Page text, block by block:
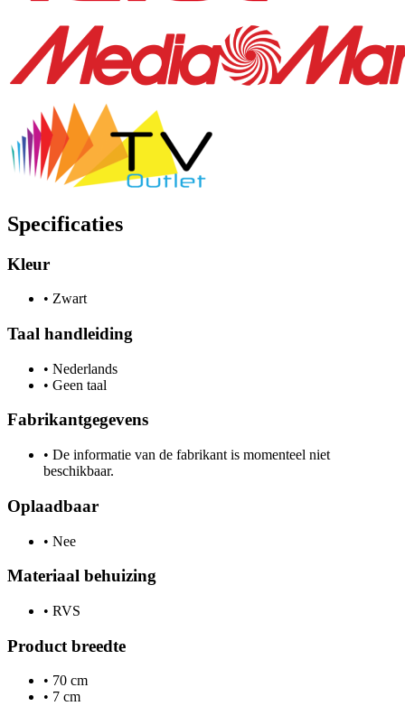
Specificaties
Kleur
• Zwart
Taal handleiding
• Nederlands
• Geen taal
Fabrikantgegevens
• De informatie van de fabrikant is momenteel niet
beschikbaar.
Oplaadbaar
• Nee
Materiaal behuizing
• RVS
Product breedte
• 70 cm
• 7 cm